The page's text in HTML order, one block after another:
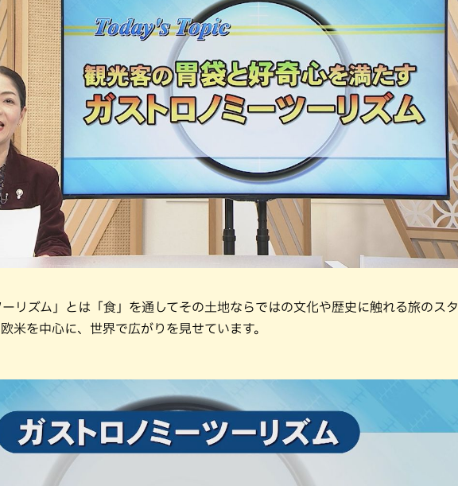
ーリズム」とは「食」を通してその土地ならではの文化や歴史に触れる旅のスタ
米を中心に、世界で広がりを見せています。